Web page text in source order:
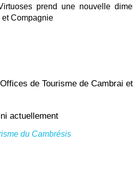
prend une nouvelle
et Compagnie
de Tourisme de Cambrai
actuellement
du Cambrésis